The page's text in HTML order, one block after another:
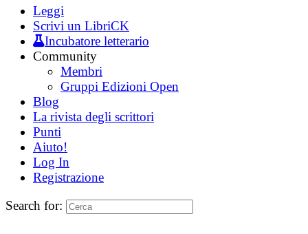
Leggi
Scrivi un LibriCK
Incubatore letterario
Community
Membri
Gruppi Edizioni Open
Blog
La rivista degli scrittori
Punti
Aiuto!
Log In
Registrazione
Search for: